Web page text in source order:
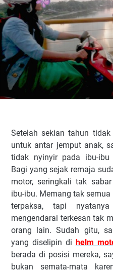
Setelah sekian tahun
untuk antar jemput anak,
tidak nyinyir pada ibu-ibu
Bagi yang sejak remaja
motor, seringkali tak
ibu-ibu. Memang tak
terpaksa, tapi
mengendarai terkesan tak
orang lain. Sudah gitu,
yang diselipin di helm
berada di posisi mereka,
bukan semata-mata